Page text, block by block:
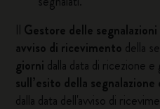
Il Gestore delle segnalazioni
avviso di ricevimento della
giorni dalla data di ricezione
sull’esito della
dalla data dell'avviso di